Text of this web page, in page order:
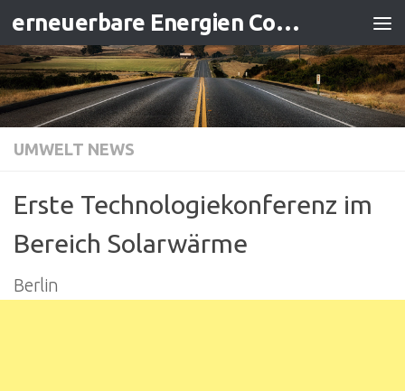
Zum Inhalt springen erneuerbare Energien Contracting
UMWELT NEWS
Erste Technologiekonferenz im
Bereich Solarwärme
Berlin